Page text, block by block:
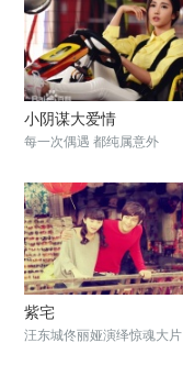
小阴谋大爱情
每一次偶遇 都纯属意外
紫宅
汪东城佟丽娅演绎惊魂大片